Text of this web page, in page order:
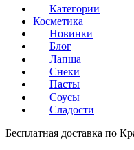
Категории
Косметика
Новинки
Блог
Лапша
Снеки
Пасты
Соусы
Сладости
Бесплатная доставка по